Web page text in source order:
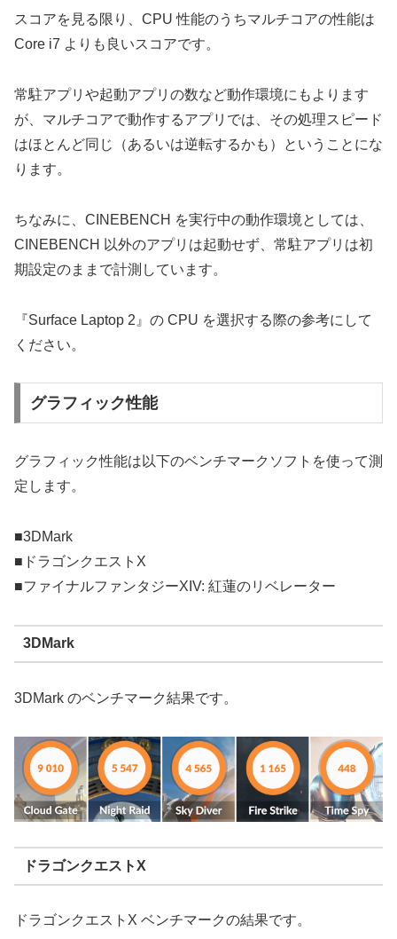
スコアを見る限り、CPU 性能のうちマルチコアの性能は
Core i7 よりも良いスコアです。
常駐アプリや起動アプリの数など動作環境にもよります
が、マルチコアで動作するアプリでは、その処理スピード
はほとんど同じ（あるいは逆転するかも）ということにな
ります。
ちなみに、CINEBENCH を実行中の動作環境としては、
CINEBENCH 以外のアプリは起動せず、常駐アプリは初
期設定のままで計測しています。
『Surface Laptop 2』の CPU を選択する際の参考にして
ください。
グラフィック性能
グラフィック性能は以下のベンチマークソフトを使って測
定します。
■3DMark
■ドラゴンクエストX
■ファイナルファンタジーXIV: 紅蓮のリベレーター
3DMark
3DMark のベンチマーク結果です。
ドラゴンクエストX
ドラゴンクエストX ベンチマークの結果です。